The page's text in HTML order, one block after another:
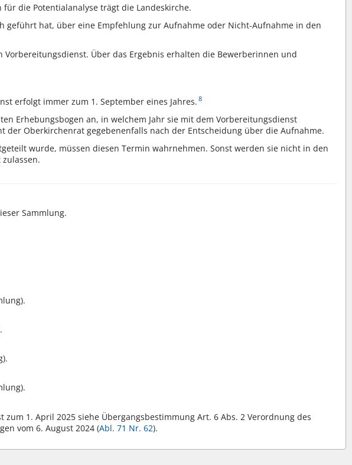
die Potentialanalyse trägt die Landeskirche.
geführt hat, über eine Empfehlung zur Aufnahme oder Nicht-Aufnahme in den
Über das Ergebnis erhalten die Bewerberinnen und
erfolgt immer zum 1. September eines Jahres. 8
Erhebungsbogen an, in welchem Jahr sie mit dem Vorbereitungsdienst
Oberkirchenrat gegebenenfalls nach der Entscheidung über die Aufnahme.
wurde, müssen diesen Termin wahrnehmen. Sonst werden sie nicht in den
Sammlung.
1. April 2025 siehe Übergangsbestimmung Art. 6 Abs. 2 Verordnung des
vom 6. August 2024 (Abl. 71 Nr. 62).